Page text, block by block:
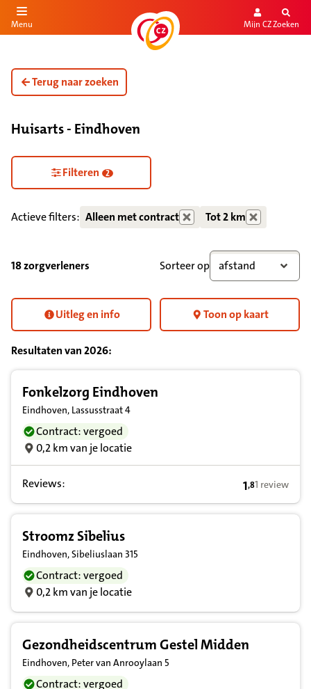
de inhoud
Menu Mijn CZZoeken
Terug naar zoeken
Huisarts - Eindhoven
Zorgdiensten verborgen
Filteren 2
Actieve filters: Alleen met contract Tot 2 km
18 zorgverleners Sorteer op afstand
Uitleg en info Toon op kaart
Resultaten van2026:
Fonkelzorg Eindhoven
Eindhoven, Lassusstraat 4
Contract: vergoed
0,2 km van je locatie
Reviews: 1,8 op basis
1,81 review
Stroomz Sibelius
Eindhoven, Sibeliuslaan 315
Contract: vergoed
0,2 km van je locatie
Gezondheidscentrum Gestel Midden
Eindhoven, Peter van Anrooylaan 5
Contract: vergoed